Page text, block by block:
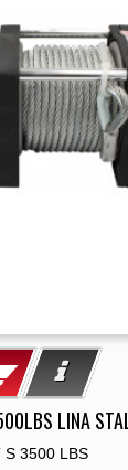
LINA
S 3500 LBS